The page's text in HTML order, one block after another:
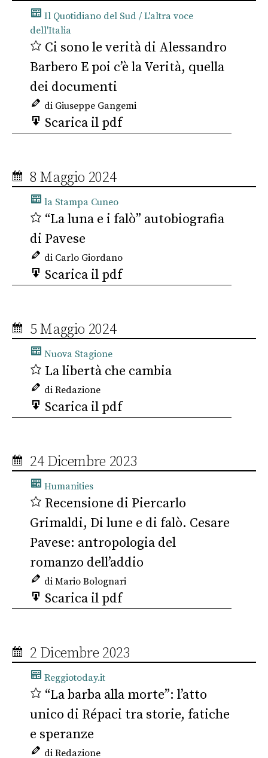
Il Quotidiano del Sud / L'altra voce
dell'Italia
Ci sono le verità di Alessandro
Barbero E poi c’è la Verità, quella
dei documenti
di Giuseppe Gangemi
Scarica il pdf
8 Maggio 2024
la Stampa Cuneo
“La luna e i falò” autobiografia
di Pavese
di Carlo Giordano
Scarica il pdf
5 Maggio 2024
Nuova Stagione
La libertà che cambia
di Redazione
Scarica il pdf
24 Dicembre 2023
Humanities
Recensione di Piercarlo
Grimaldi, Di lune e di falò. Cesare
Pavese: antropologia del
romanzo dell’addio
di Mario Bolognari
Scarica il pdf
2 Dicembre 2023
Reggiotoday.it
“La barba alla morte”: l’atto
unico di Répaci tra storie, fatiche
e speranze
di Redazione